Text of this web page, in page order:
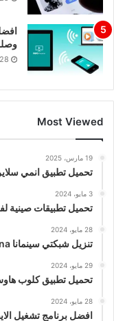
وصلة 2024
28 مايو، 2024
Most Viewed
19 مارس، 2025
تحميل تطبيق انمي سلاير anime slayer للأندرويد 2025 اخر اصدار
3 مايو، 2024
تحميل تطبيقات صينية لفك الباند
28 مايو، 2024
تنزيل شبكتي سينمانا cinemana الإصدار القديم للايفون مجانا
29 مايو، 2024
تحميل تطبيق كلوب هاوس
28 مايو، 2024
افضل برنامج تشغيل